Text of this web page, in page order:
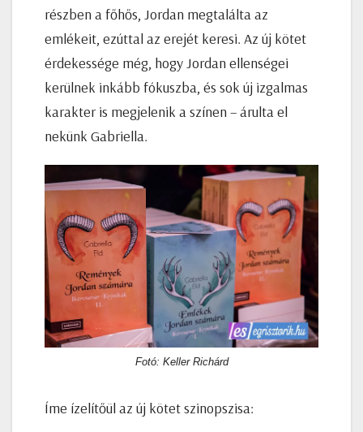
részben a főhős, Jordan megtalálta az
emlékeit, ezúttal az erejét keresi. Az új kötet
érdekessége még, hogy Jordan ellenségei
kerülnek inkább fókuszba, és sok új izgalmas
karakter is megjelenik a színen – árulta el
nekünk Gabriella.
Fotó: Keller Richárd
Íme ízelítőül az új kötet szinopszisa: